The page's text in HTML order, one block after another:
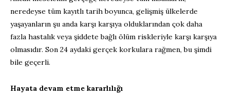
neredeyse tüm kayıtlı tarih boyunca, gelişmiş ülkelerde
yaşayanların şu anda karşı karşıya olduklarından çok daha
fazla hastalık veya şiddete bağlı ölüm riskleriyle karşı karşıya
olmasıdır. Son 24 aydaki gerçek korkulara rağmen, bu şimdi
bile geçerli.
Hayata devam etme kararlılığı